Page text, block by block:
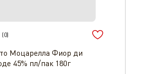
(0)
Моцарелла Фиор ди
45% пл/пак 180г